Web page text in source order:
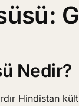
Nedir?
Hindistan